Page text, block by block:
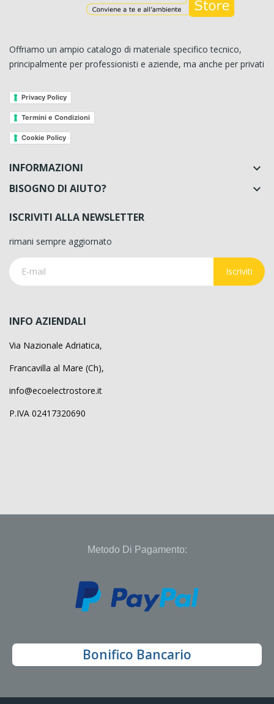
Offriamo un ampio catalogo di materiale specifico tecnico,
principalmente per professionisti e aziende, ma anche per privati
Privacy Policy
Termini e Condizioni
Cookie Policy
INFORMAZIONI 
BISOGNO DI AIUTO? 
ISCRIVITI ALLA NEWSLETTER
rimani sempre aggiornato
Iscriviti
INFO AZIENDALI
Via Nazionale Adriatica,
Francavilla al Mare (Ch),
info@ecoelectrostore.it
P.IVA 02417320690
Metodo Di Pagamento:
Bonifico Bancario